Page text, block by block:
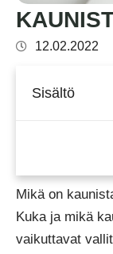
12.02.2022
Sisältö
Mikä on
Kuka ja mikä
vaikuttavat